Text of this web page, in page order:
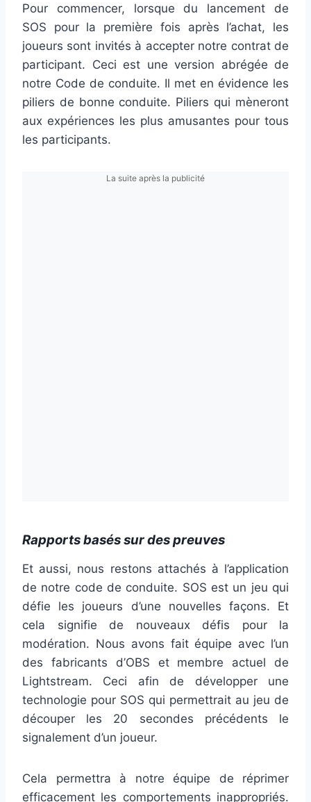
Pour commencer, lorsque du lancement de
SOS pour la première fois après l’achat, les
joueurs sont invités à accepter notre contrat de
participant. Ceci est une version abrégée de
notre Code de conduite. Il met en évidence les
piliers de bonne conduite. Piliers qui mèneront
aux expériences les plus amusantes pour tous
les participants.
La suite après la publicité
Rapports basés sur des preuves
Et aussi, nous restons attachés à l’application
de notre code de conduite. SOS est un jeu qui
défie les joueurs d’une nouvelles façons. Et
cela signifie de nouveaux défis pour la
modération. Nous avons fait équipe avec l’un
des fabricants d’OBS et membre actuel de
Lightstream. Ceci afin de développer une
technologie pour SOS qui permettrait au jeu de
découper les 20 secondes précédents le
signalement d’un joueur.
Cela permettra à notre équipe de réprimer
efficacement les comportements inappropriés.